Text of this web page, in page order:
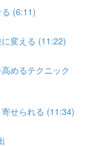
(6:11)
変える (11:22)
めるテクニック
せられる (11:34)